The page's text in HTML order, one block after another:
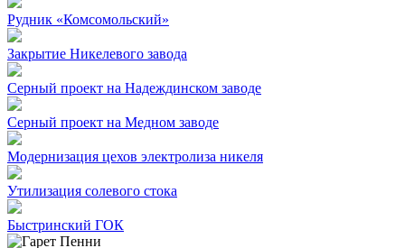
Рудник «Комсомольский»
Закрытие Никелевого завода
Серный проект на Надеждинском заводе
Серный проект на Медном заводе
Модернизация цехов электролиза никеля
Утилизация солевого стока
Быстринский ГОК